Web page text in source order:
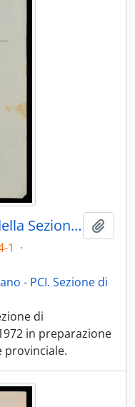
"Verbale del Congresso della Sezione di Fossombrone"
1 ·
- PCI. Sezione di
di
in preparazione
provinciale.